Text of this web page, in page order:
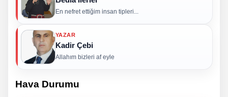
En nefret ettiğim insan tipleri...
YAZAR
Kadir Çebi
Allahım bizleri af eyle
Hava Durumu